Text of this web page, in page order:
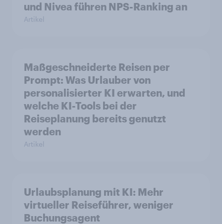
und Nivea führen NPS-Ranking an
Artikel
Maßgeschneiderte Reisen per
Prompt: Was Urlauber von
personalisierter KI erwarten, und
welche KI-Tools bei der
Reiseplanung bereits genutzt
werden
Artikel
Urlaubsplanung mit KI: Mehr
virtueller Reiseführer, weniger
Buchungsagent